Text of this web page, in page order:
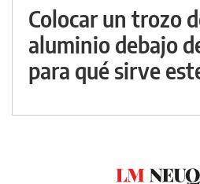
Colocar un trozo
aluminio debajo
para qué sirve